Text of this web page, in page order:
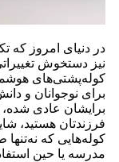
در دنیای امروز که
نیز دستخوش
برایشان عادی شده،
فرزندتان هستید،
کوله‌هایی که
مدرسه یا حین